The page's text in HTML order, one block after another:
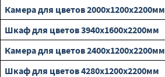
Камера для цветов 2000х1200х2200мм
Шкаф для цветов 3940х1600х2200мм
Камера для цветов 2400х1200х2200мм
Шкаф для цветов 4280х1200х2200мм